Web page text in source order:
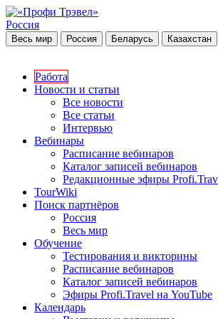
Россия
Весь мир Россия Беларусь Казахстан
Работа
Новости и статьи
Все новости
Все статьи
Интервью
Вебинары
Расписание вебинаров
Каталог записей вебинаров
Редакционные эфиры
TourWiki
Поиск партнёров
Россия
Весь мир
Обучение
Тестирования и викторины
Расписание вебинаров
Каталог записей вебинаров
Эфиры Profi.Travel на YouTube
Календарь